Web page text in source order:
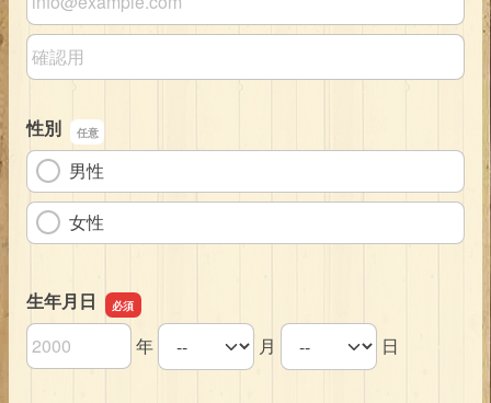
メールアドレスの確認用
性別
男性
女性
生年月日
生年月日の年 年
生年月日の月 月
生年月日の日 日